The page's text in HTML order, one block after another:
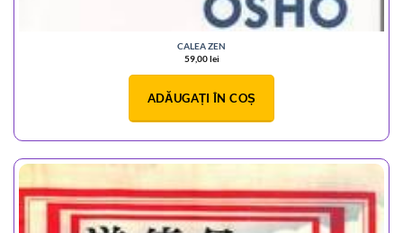
CALEA ZEN
59,00lei
ADĂUGAȚI ÎN COȘ